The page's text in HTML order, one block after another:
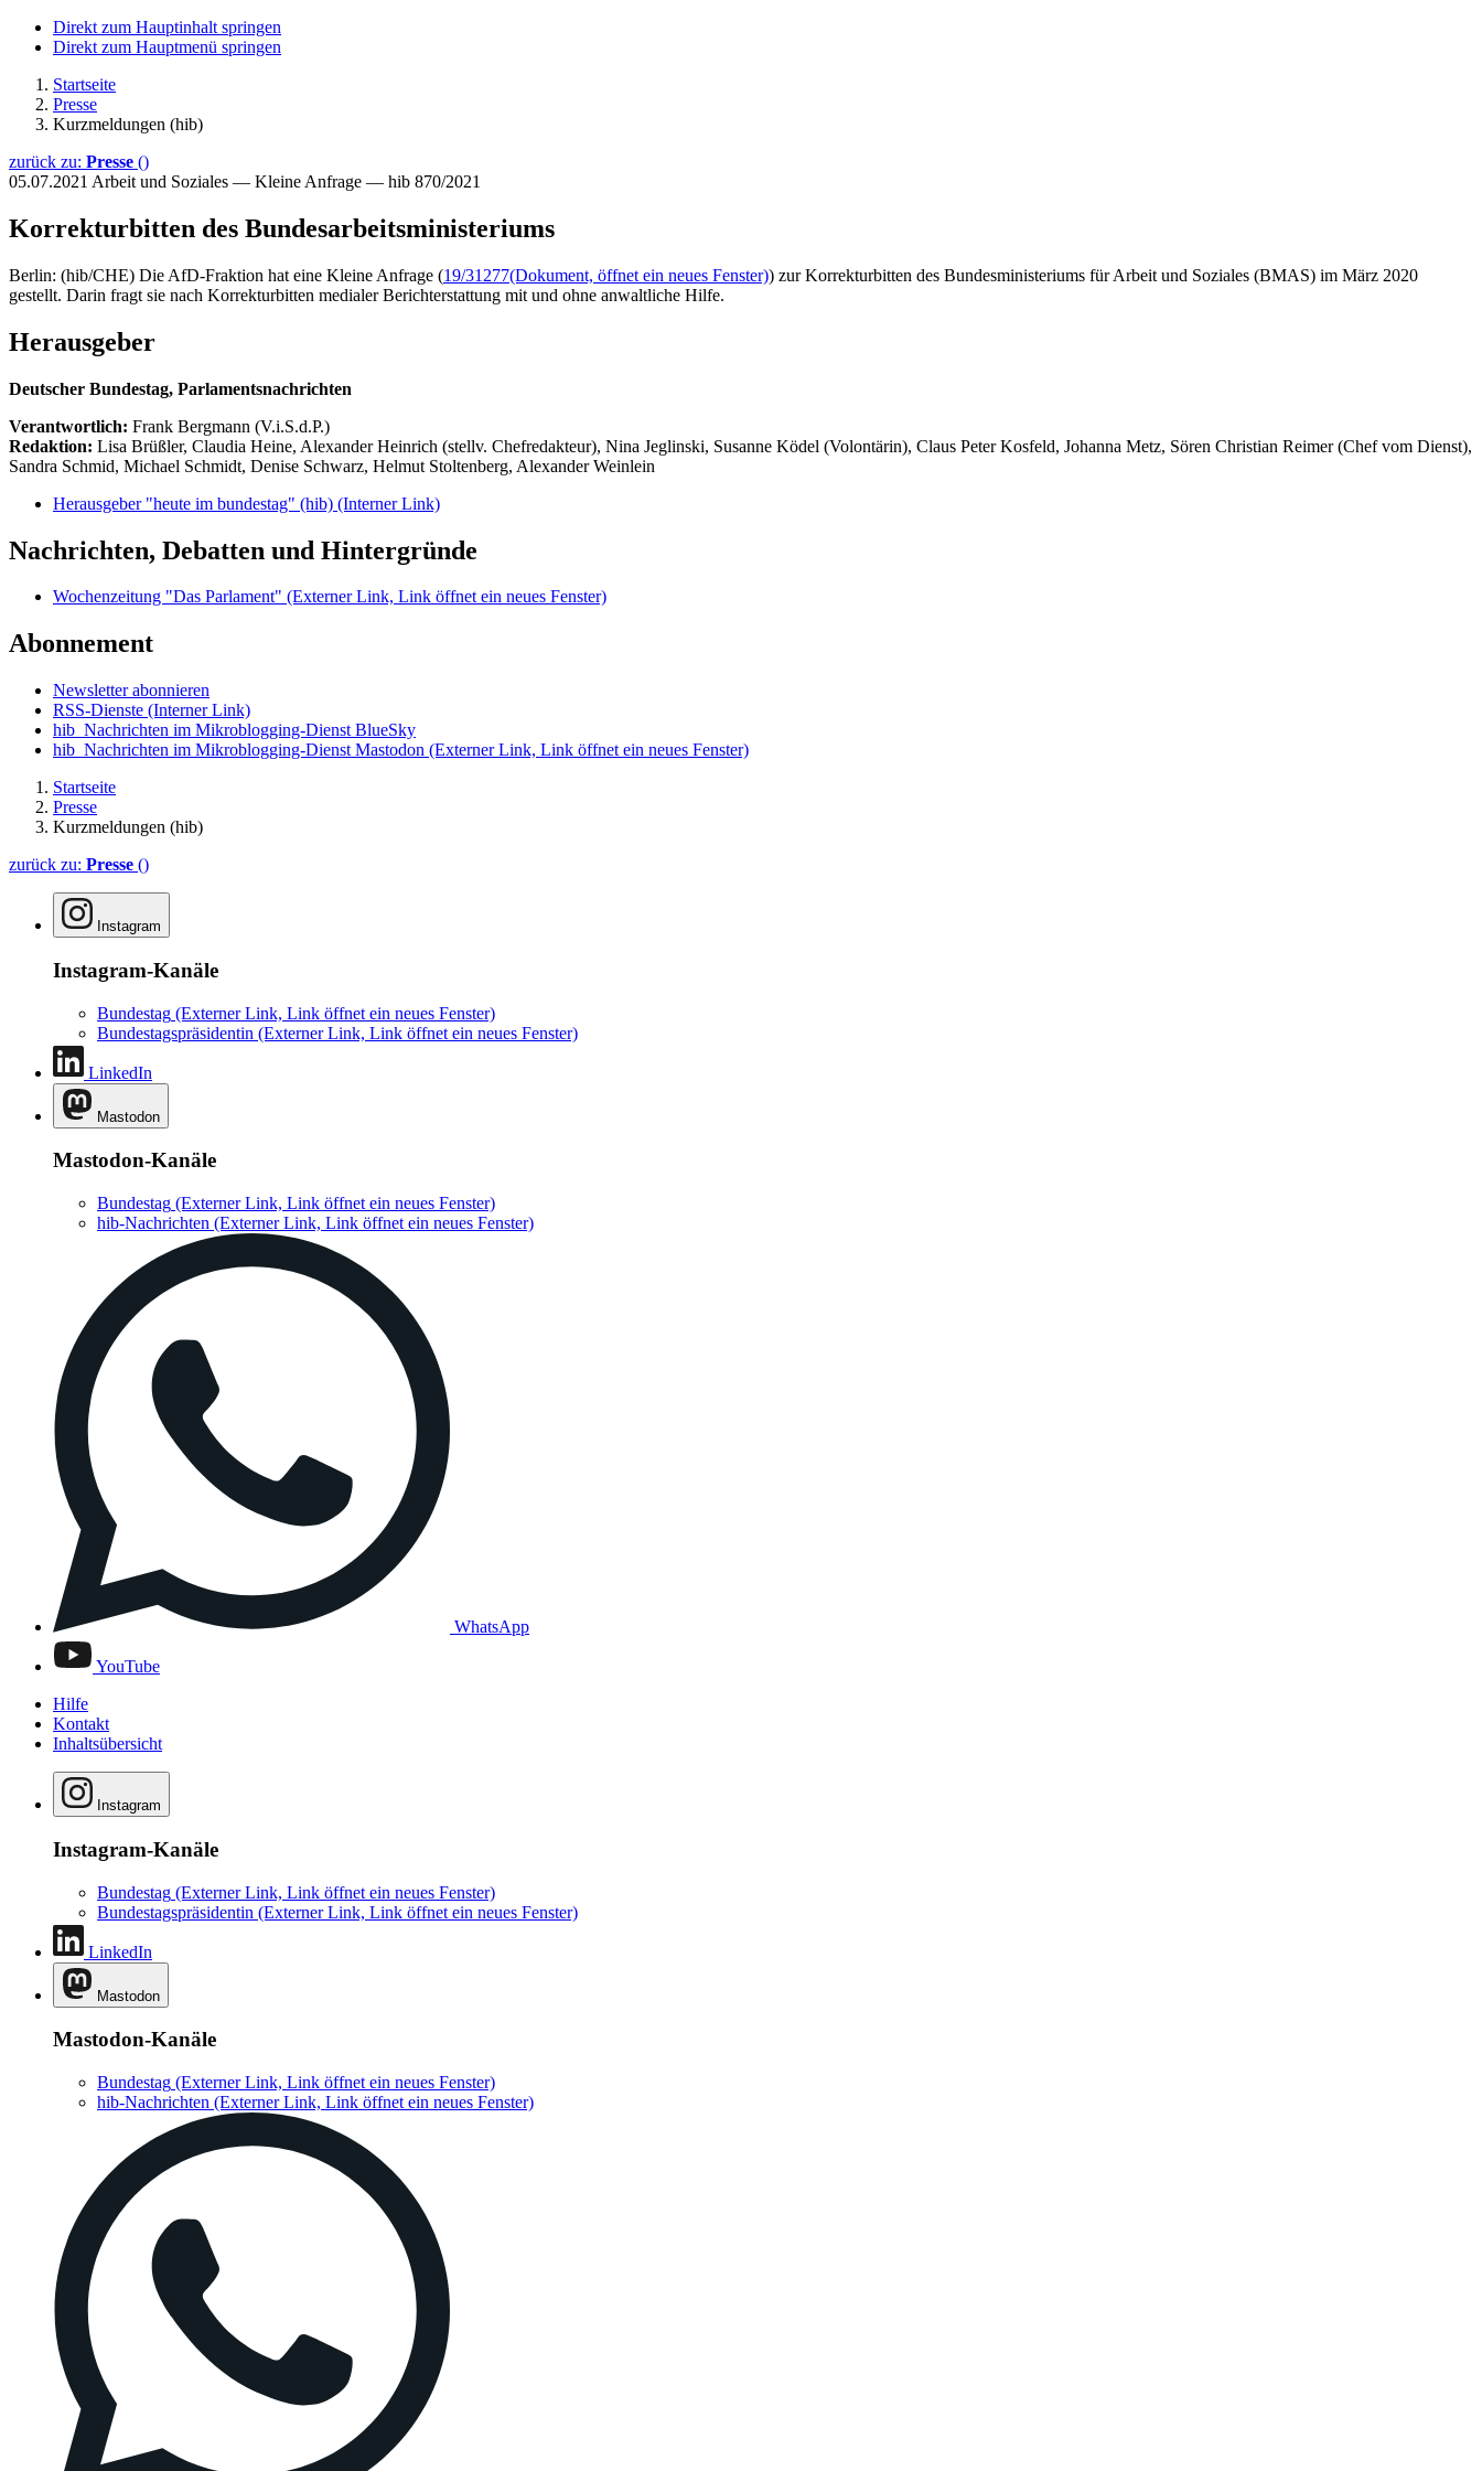
Direkt zum Hauptinhalt springen
Direkt zum Hauptmenü springen
Startseite
Presse
Kurzmeldungen (hib)
zurück zu: Presse ()
05.07.2021 Arbeit und Soziales — Kleine Anfrage — hib 870/2021
Korrekturbitten des Bundesarbeitsministeriums
Berlin: (hib/CHE) Die AfD-Fraktion hat eine Kleine Anfrage (19/31277(Dokument, öffnet ein neues Fenster)) zur Korrekturbitten des Bundesministeriums für Arbeit und Soziales (BMAS) im März 2020
gestellt. Darin fragt sie nach Korrekturbitten medialer Berichterstattung mit und ohne anwaltliche Hilfe.
Herausgeber
Deutscher Bundestag, Parlamentsnachrichten
Verantwortlich: Frank Bergmann (V.i.S.d.P.)
Redaktion: Lisa Brüßler, Claudia Heine, Alexander Heinrich (stellv. Chefredakteur), Nina Jeglinski, Susanne Ködel (Volontärin), Claus Peter Kosfeld, Johanna Metz, Sören Christian Reimer (Chef vom Dienst),
Sandra Schmid, Michael Schmidt, Denise Schwarz, Helmut Stoltenberg, Alexander Weinlein
Herausgeber "heute im bundestag" (hib) (Interner Link)
Nachrichten, Debatten und Hintergründe
Wochenzeitung "Das Parlament" (Externer Link, Link öffnet ein neues Fenster)
Abonnement
Newsletter abonnieren
RSS-Dienste (Interner Link)
hib_Nachrichten im Mikroblogging-Dienst BlueSky
hib_Nachrichten im Mikroblogging-Dienst Mastodon (Externer Link, Link öffnet ein neues Fenster)
Startseite
Presse
Kurzmeldungen (hib)
zurück zu: Presse ()
Instagram
Instagram-Kanäle
Bundestag (Externer Link, Link öffnet ein neues Fenster)
Bundestagspräsidentin (Externer Link, Link öffnet ein neues Fenster)
LinkedIn
Mastodon
Mastodon-Kanäle
Bundestag (Externer Link, Link öffnet ein neues Fenster)
hib-Nachrichten (Externer Link, Link öffnet ein neues Fenster)
WhatsApp
YouTube
Hilfe
Kontakt
Inhaltsübersicht
Instagram
Instagram-Kanäle
Bundestag (Externer Link, Link öffnet ein neues Fenster)
Bundestagspräsidentin (Externer Link, Link öffnet ein neues Fenster)
LinkedIn
Mastodon
Mastodon-Kanäle
Bundestag (Externer Link, Link öffnet ein neues Fenster)
hib-Nachrichten (Externer Link, Link öffnet ein neues Fenster)